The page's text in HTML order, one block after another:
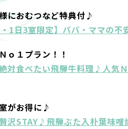
におむつなど特典付♪
・1日3室限定】パパ・ママの
ｏ１プラン！！
対食べたい飛騨牛料理♪人
がお得に♪
沢STAY♪飛騨ぶた入朴葉味